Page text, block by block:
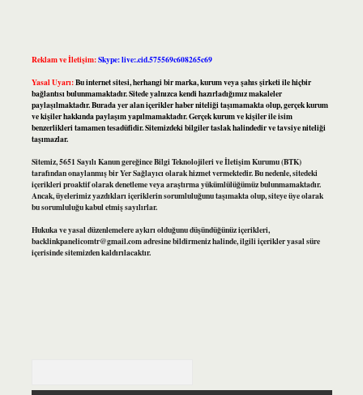
Reklam ve İletişim:Skype: live:.cid.575569c608265c69
Yasal Uyarı:Bu internet sitesi, herhangi bir marka, kurum veya şahıs şirketi ile hiçbir
bağlantısı bulunmamaktadır. Sitede yalnızca kendi hazırladığımız makaleler
paylaşılmaktadır. Burada yer alan içerikler haber niteliği taşımamakta olup, gerçek kurum
ve kişiler hakkında paylaşım yapılmamaktadır. Gerçek kurum ve kişiler ile isim
benzerlikleri tamamen tesadüfidir. Sitemizdeki bilgiler taslak halindedir ve tavsiye niteliği
taşımazlar.
Sitemiz, 5651 Sayılı Kanun gereğince Bilgi Teknolojileri ve İletişim Kurumu (BTK)
tarafından onaylanmış bir Yer Sağlayıcı olarak hizmet vermektedir. Bu nedenle, sitedeki
içerikleri proaktif olarak denetleme veya araştırma yükümlülüğümüz bulunmamaktadır.
Ancak, üyelerimiz yazdıkları içeriklerin sorumluluğunu taşımakta olup, siteye üye olarak
bu sorumluluğu kabul etmiş sayılırlar.
Hukuka ve yasal düzenlemelere aykırı olduğunu düşündüğünüz içerikleri,
backlinkpanelicomtr@gmail.comadresine bildirmeniz halinde, ilgili içerikler yasal süre
içerisinde sitemizden kaldırılacaktır.